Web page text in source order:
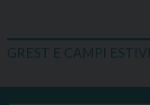
GREST E CAMPI ESTIVI